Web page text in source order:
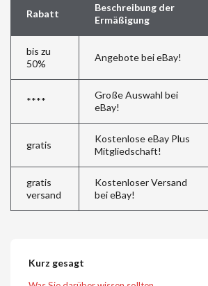
Rabatt
Beschreibung der
Ermäßigung
bis zu
50%
Angebote bei eBay!
****
Große Auswahl bei
eBay!
gratis
Kostenlose eBay Plus
Mitgliedschaft!
gratis
versand
Kostenloser Versand
bei eBay!
Kurz gesagt